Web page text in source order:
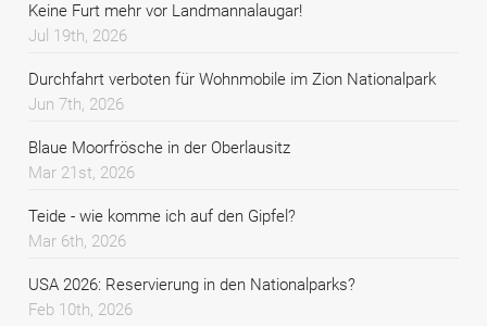
Keine Furt mehr vor Landmannalaugar!
Jul 19th, 2026
Durchfahrt verboten für Wohnmobile im Zion Nationalpark
Jun 7th, 2026
Blaue Moorfrösche in der Oberlausitz
Mar 21st, 2026
Teide - wie komme ich auf den Gipfel?
Mar 6th, 2026
USA 2026: Reservierung in den Nationalparks?
Feb 10th, 2026